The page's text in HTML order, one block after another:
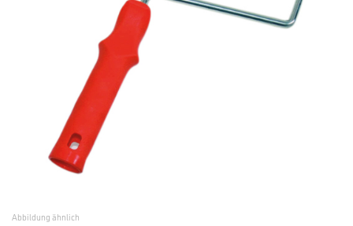
Abbildung ähnlich